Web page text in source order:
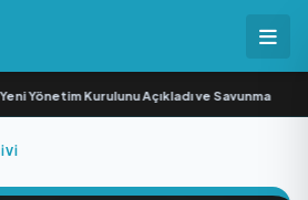
Yönetim Kurulunu Açıkladı ve Savunma